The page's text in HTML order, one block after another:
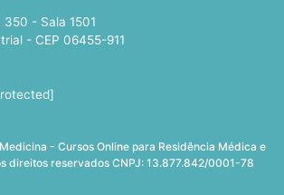
350 - Sala 1501
- CEP 06455-911
- Cursos Online para Residência Médica e
direitos reservados CNPJ: 13.877.842/0001-78